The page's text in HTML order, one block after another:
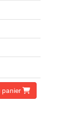
panier